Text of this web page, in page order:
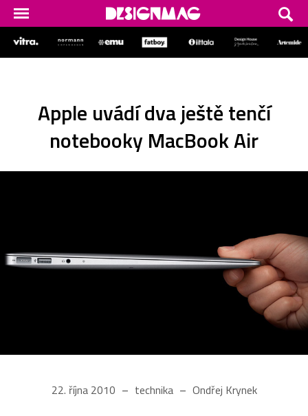
Apple uvádí dva ještě tenčí
notebooky MacBook Air
22. října 2010 technika Ondřej Krynek